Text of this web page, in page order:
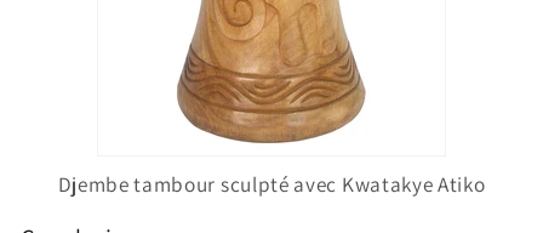
Djembe tambour sculpté avec Kwatakye Atiko